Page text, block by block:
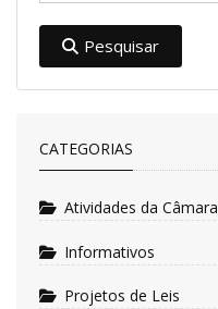
Pesquisar
CATEGORIAS
Atividades da Câmara
Informativos
Projetos de Leis